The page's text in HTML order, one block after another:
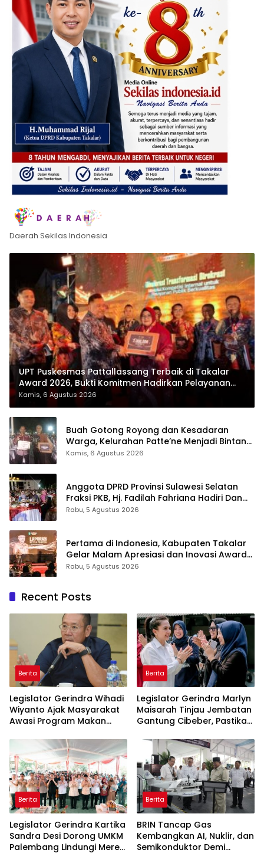
Daerah Sekilas Indonesia
UPT Puskesmas Pattallassang Terbaik di Takalar
Award 2026, Bukti Komitmen Hadirkan Pelayanan
Kesehatan Berkualitas
Kamis, 6 Agustus 2026
Buah Gotong Royong dan Kesadaran
Warga, Kelurahan Patte’ne Menjadi Bintang
Takalar Award 2026
Kamis, 6 Agustus 2026
Anggota DPRD Provinsi Sulawesi Selatan
Fraksi PKB, Hj. Fadilah Fahriana Hadiri Dan
Beri Apresiasi : Takalar Menyalakan Lentera
Rabu, 5 Agustus 2026
Pertama di Indonesia, Kabupaten Takalar
Gelar Malam Apresiasi dan Inovasi Award
2026: Panggung Penghargaan bagi
Rabu, 5 Agustus 2026
Recent Posts
Berita
Legislator Gerindra Wihadi
Wiyanto Ajak Masyarakat
Awasi Program Makan
Sasaran
Berita
Legislator Gerindra Marlyn
Maisarah Tinjau Jembatan
Gantung Cibeber, Pastikan
Berita
Legislator Gerindra Kartika
Sandra Desi Dorong UMKM
Palembang Lindungi Merek
Berita
BRIN Tancap Gas
Kembangkan AI, Nuklir, dan
Semikonduktor Demi